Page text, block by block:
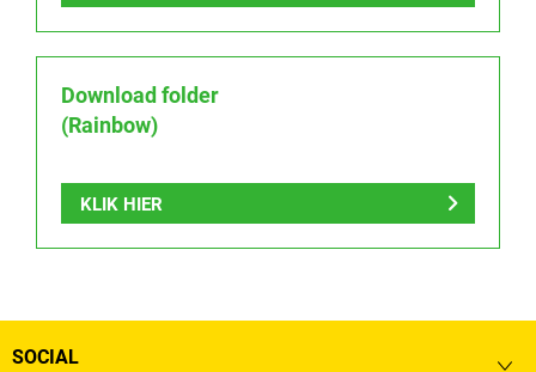
Download folder
(Rainbow)
KLIK HIER
SOCIAL